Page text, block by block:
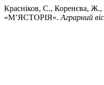
Красніков, С.,
«М’ЯСТОРІЯ». Аграрний